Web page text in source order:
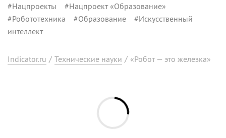
#Нацпроекты #Нацпроект «Образование»
#Робототехника #Образование #Искусственный
интеллект
Indicator.ru / Технические науки / «Робот — это железка»